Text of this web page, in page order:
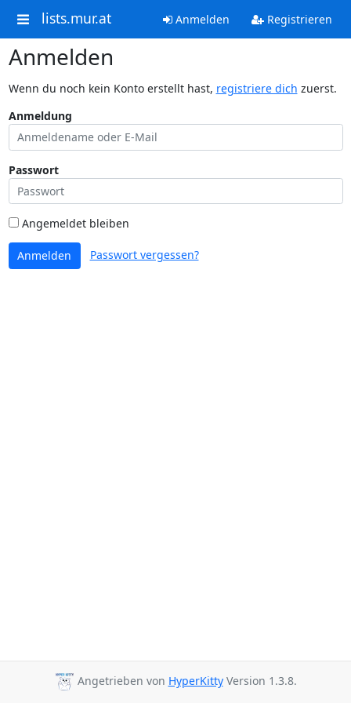
lists.mur.at Anmelden Registrieren
Anmelden
Wenn du noch kein Konto erstellt hast, registriere dich zuerst.
Anmeldung
Passwort
Angemeldet bleiben
Anmelden Passwort vergessen?
Angetrieben von HyperKittyVersion 1.3.8.